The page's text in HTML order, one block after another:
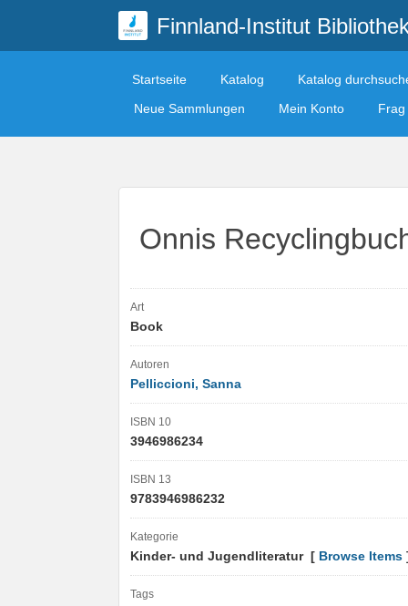
Finnland-Institut
Startseite Katalog
Katalog
Neue Sammlungen
Mein Konto
Onnis
Art
Book
Autoren
Pelliccioni, Sanna
ISBN 10
3946986234
ISBN 13
9783946986232
Kategorie
Kinder- und Jugendliteratur [ Browse Items
Tags